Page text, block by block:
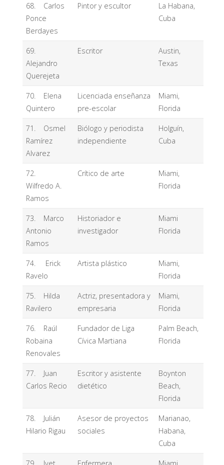
68. Carlos
Ponce
Berdayes
Pintor y escultor
La Habana,
Cuba
69.
Alejandro
Querejeta
Escritor
Austin,
Texas
70. Elena
Quintero
Licenciada enseñanza
pre-escolar
Miami,
Florida
71. Osmel
Ramírez
Alvarez
Biólogo y periodista
independiente
Holguín,
Cuba
72.
Wilfredo A.
Ramos
Crítico de arte
Miami,
Florida
73. Marco
Antonio
Ramos
Historiador e
investigador
Miami
Florida
74. Erick
Ravelo
Artista plástico
Miami,
Florida
75. Hilda
Ravilero
Actriz, presentadora y
empresaria
Miami,
Florida
76. Raúl
Robaina
Renovales
Fundador de Liga
Cívica Martiana
Palm Beach,
Florida
77. Juan
Carlos Recio
Escritor y asistente
dietético
Boynton
Beach,
Florida
78. Julián
Hilario Rigau
Asesor de proyectos
sociales
Marianao,
Habana,
Cuba